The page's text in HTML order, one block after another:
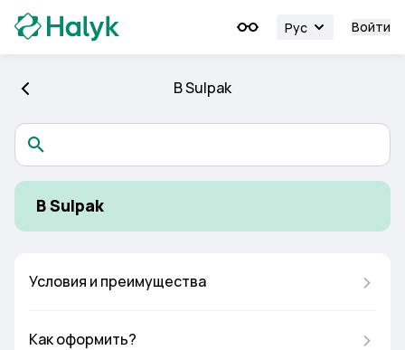
Рус Войти
В Sulpak
В Sulpak
Условия и преимущества
Как оформить?